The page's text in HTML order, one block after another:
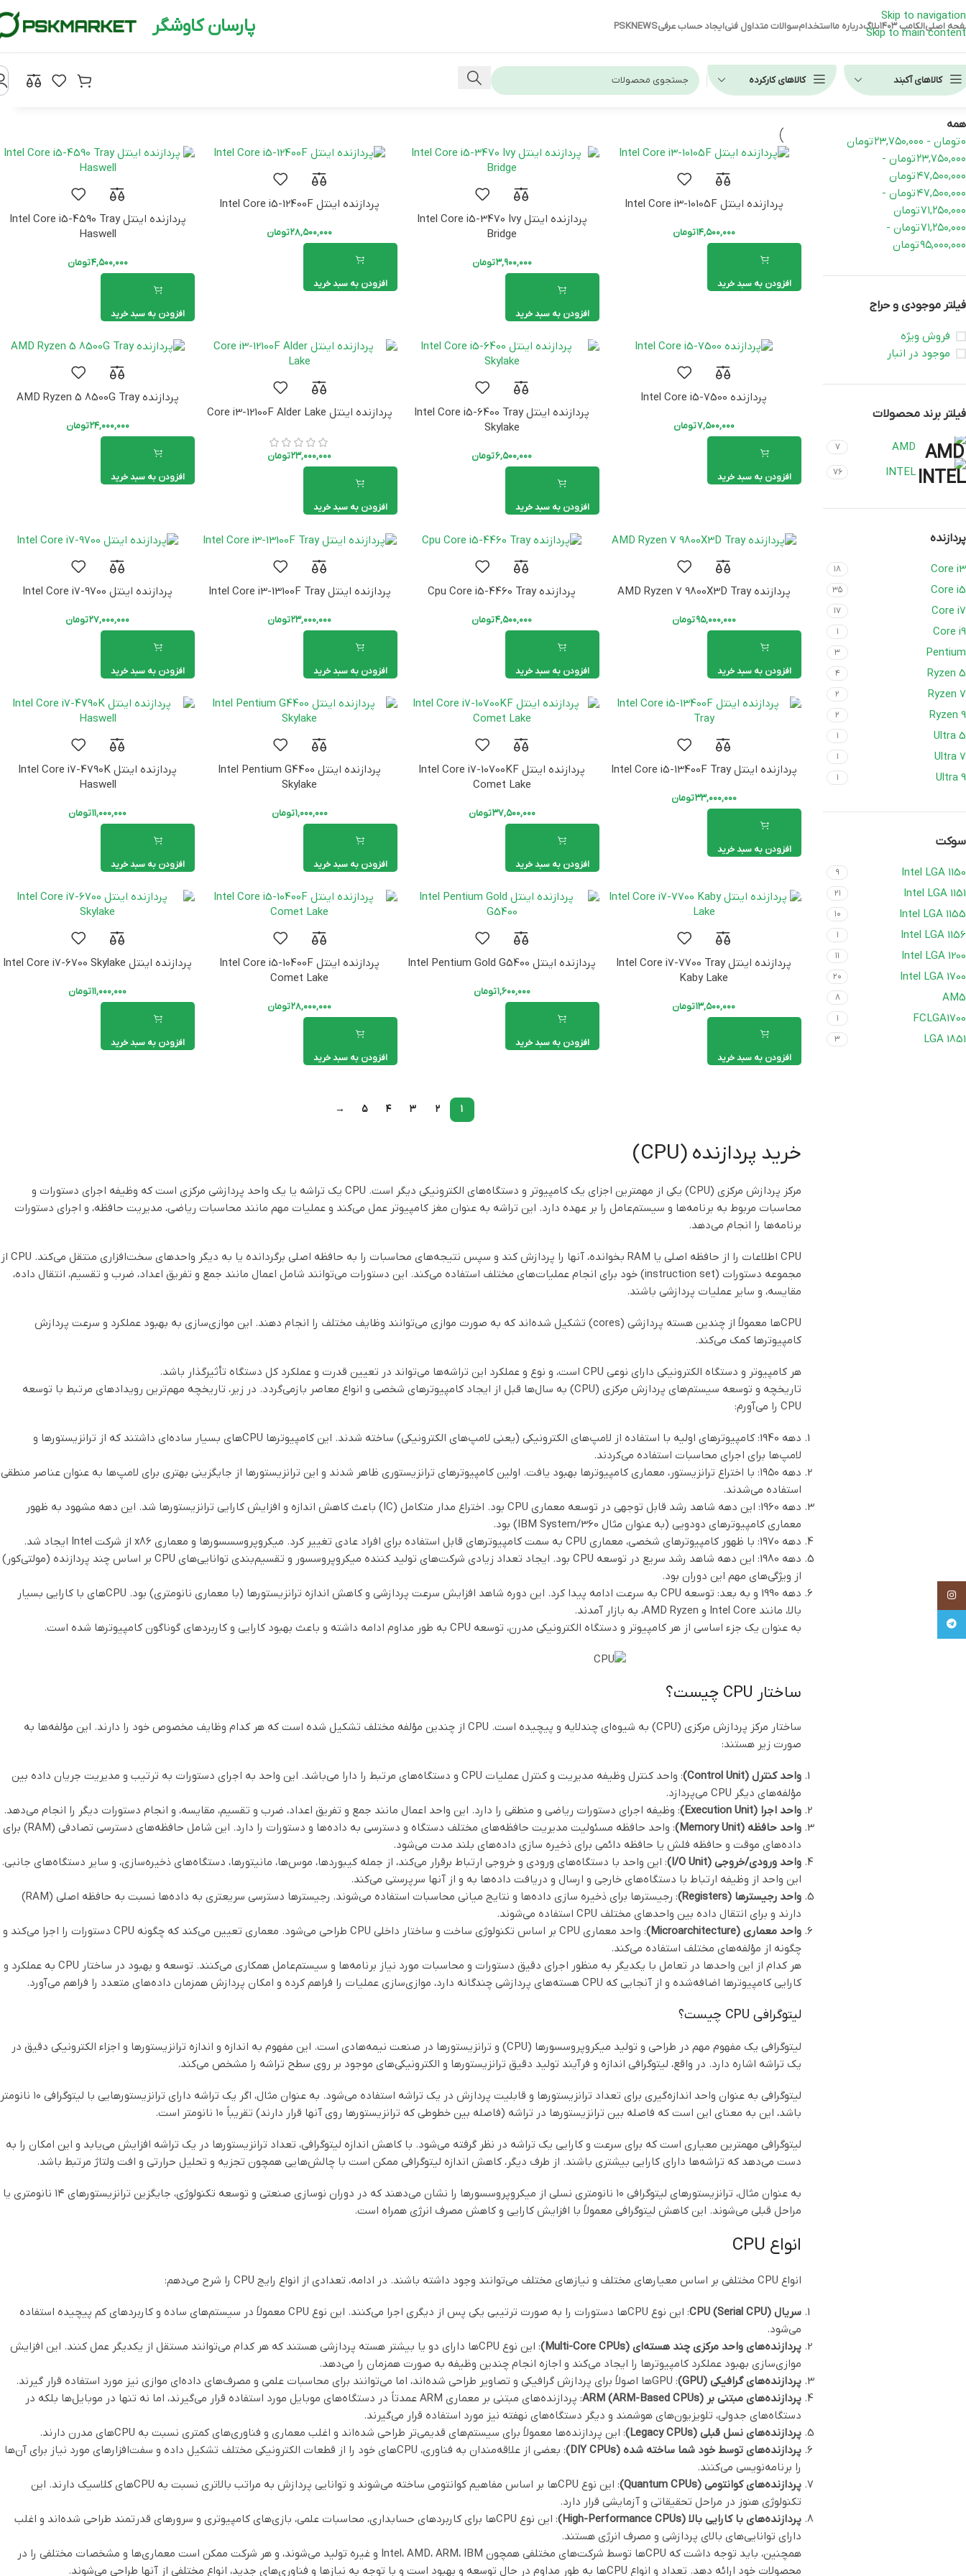
Skip to navigation
Skip to main content
اصلیالکامپ ۱۴۰۳ بلاگدرباره مااستخدامسوالات متداول فنیایجاد حساب عرفیPSKNEWS پارسان کاوشگر
کالاهای آکبند کالاهای کارکرده
لپ تاپ استوک HP
لپ تاپ استوک دل
فیلتر هزینه
همه
۰تومان - ۲۳,۷۵۰,۰۰۰تومان
۲۳,۷۵۰,۰۰۰تومان -
۴۷,۵۰۰,۰۰۰تومان
۴۷,۵۰۰,۰۰۰تومان -
۷۱,۲۵۰,۰۰۰تومان
۷۱,۲۵۰,۰۰۰تومان -
۹۵,۰۰۰,۰۰۰تومان
فیلتر موجودی و حراج
فروش ویژه
موجود در انبار
فیلتر برند محصولات
AMD ۷
INTEL ۷۶
پردازنده
Core i3 ۱۸
Core i5 ۳۵
Core i7 ۱۷
Core i9 ۱
Pentium ۳
Ryzen 5 ۴
Ryzen 7 ۲
Ryzen 9 ۲
Ultra 5 ۱
Ultra 7 ۱
Ultra 9 ۱
سوکت
Intel LGA 1150 ۹
Intel LGA 1151 ۲۱
Intel LGA 1155 ۱۰
Intel LGA 1156 ۱
Intel LGA 1200 ۱۱
Intel LGA 1700 ۲۰
AM5 ۸
FCLGA1700 ۱
LGA 1851 ۳
خانه/پردازنده فیلترها
پردازنده اینتل Intel Core i3-10105F
۱۴,۵۰۰,۰۰۰تومان
افزودن به سبد خرید
پردازنده اینتل Intel Core i5-3470 Ivy
Bridge
۳,۹۰۰,۰۰۰تومان
افزودن به سبد خرید
پردازنده اینتل Intel Core i5-12400F
۲۸,۵۰۰,۰۰۰تومان
افزودن به سبد خرید
پردازنده اینتل Intel Core i5-4590 Tray
Haswell
۴,۵۰۰,۰۰۰تومان
افزودن به سبد خرید
پردازنده Intel Core i5-7500
۷,۵۰۰,۰۰۰تومان
افزودن به سبد خرید
پردازنده اینتل Intel Core i5-6400 Tray
Skylake
۶,۵۰۰,۰۰۰تومان
افزودن به سبد خرید
پردازنده اینتل Core i3-12100F Alder Lake
۲۳,۰۰۰,۰۰۰تومان
افزودن به سبد خرید
پردازنده AMD Ryzen 5 8500G Tray
۲۴,۰۰۰,۰۰۰تومان
افزودن به سبد خرید
پردازنده AMD Ryzen 7 9800X3D Tray
۹۵,۰۰۰,۰۰۰تومان
افزودن به سبد خرید
پردازنده Cpu Core i5-4460 Tray
۴,۵۰۰,۰۰۰تومان
افزودن به سبد خرید
پردازنده اینتل Intel Core i3-13100F Tray
۲۳,۰۰۰,۰۰۰تومان
افزودن به سبد خرید
پردازنده اینتل Intel Core i7-9700
۲۷,۰۰۰,۰۰۰تومان
افزودن به سبد خرید
پردازنده اینتل Intel Core i5-13400F Tray
۳۳,۰۰۰,۰۰۰تومان
افزودن به سبد خرید
پردازنده اینتل Intel Core i7-10700KF
Comet Lake
۳۷,۵۰۰,۰۰۰تومان
افزودن به سبد خرید
پردازنده اینتل Intel Pentium G4400
Skylake
۱,۰۰۰,۰۰۰تومان
افزودن به سبد خرید
پردازنده اینتل Intel Core i7-4790K
Haswell
۱۱,۰۰۰,۰۰۰تومان
افزودن به سبد خرید
پردازنده اینتل Intel Core i7-7700 Tray
Kaby Lake
۱۳,۵۰۰,۰۰۰تومان
افزودن به سبد خرید
پردازنده اینتل Intel Pentium Gold G5400
۱,۶۰۰,۰۰۰تومان
افزودن به سبد خرید
پردازنده اینتل Intel Core i5-10400F
Comet Lake
۲۸,۰۰۰,۰۰۰تومان
افزودن به سبد خرید
پردازنده اینتل Intel Core i7-6700 Skylake
۱۱,۰۰۰,۰۰۰تومان
افزودن به سبد خرید
۱ ۲ ۳ ۴ ۵ →
خرید پردازنده (CPU)
مرکز پردازش مرکزی (CPU) یکی از مهمترین اجزای یک کامپیوتر و دستگاه‌های الکترونیکی دیگر است. CPU یک تراشه یا یک واحد پردازشی مرکزی است که وظیفه اجرای دستورات و
محاسبات مربوط به برنامه‌ها و سیستم‌عامل را بر عهده دارد. این تراشه به عنوان مغز کامپیوتر عمل می‌کند و عملیات مهم مانند محاسبات ریاضی، مدیریت حافظه، و اجرای دستورات
برنامه‌ها را انجام می‌دهد.
CPU اطلاعات را از حافظه اصلی یا RAM بخوانده، آنها را پردازش کند و سپس نتیجه‌های محاسبات را به حافظه اصلی برگردانده یا به دیگر واحدهای سخت‌افزاری منتقل می‌کند. CPU از
مجموعه دستورات (instruction set) خود برای انجام عملیات‌های مختلف استفاده می‌کند. این دستورات می‌توانند شامل اعمال مانند جمع و تفریق اعداد، ضرب و تقسیم، انتقال داده،
مقایسه، و سایر عملیات پردازشی باشند.
CPU‌ها معمولاً از چندین هسته پردازشی (cores) تشکیل شده‌اند که به صورت موازی می‌توانند وظایف مختلف را انجام دهند. این موازی‌سازی به بهبود عملکرد و سرعت پردازش
کامپیوترها کمک می‌کند.
هر کامپیوتر و دستگاه الکترونیکی دارای نوعی CPU است، و نوع و عملکرد این تراشه‌ها می‌تواند در تعیین قدرت و عملکرد کل دستگاه تأثیرگذار باشد.
تاریخچه و توسعه سیستم‌های پردازش مرکزی (CPU) به سال‌ها قبل از ایجاد کامپیوترهای شخصی و انواع معاصر بازمی‌گردد. در زیر، تاریخچه مهم‌ترین رویدادهای مرتبط با توسعه
CPU را می‌آورم:
دهه 1940: کامپیوترهای اولیه با استفاده از لامپ‌های الکترونیکی (یعنی لامپ‌های الکترونیکی) ساخته شدند. این کامپیوترها CPU‌های بسیار ساده‌ای داشتند که از ترانزیستورها و
لامپ‌ها برای اجرای محاسبات استفاده می‌کردند.
دهه ۱۹۵۰: با اختراع ترانزیستور، معماری کامپیوترها بهبود یافت. اولین کامپیوترهای ترانزیستوری ظاهر شدند و این ترانزیستورها از جایگزینی بهتری برای لامپ‌ها به عنوان عناصر منطقی
استفاده می‌شدند.
دهه 1960: این دهه شاهد رشد قابل توجهی در توسعه معماری CPU بود. اختراع مدار متکامل (IC) باعث کاهش اندازه و افزایش کارایی ترانزیستورها شد. این دهه مشهود به ظهور
معماری کامپیوترهای دودویی (به عنوان مثال IBM System/360) بود.
دهه 1970: با ظهور کامپیوترهای شخصی، معماری CPU به سمت کامپیوترهای قابل استفاده برای افراد عادی تغییر کرد. میکروپروسسسورها و معماری x86 از شرکت Intel ایجاد شد.
دهه 1980: این دهه شاهد رشد سریع در توسعه CPU بود. ایجاد تعداد زیادی شرکت‌های تولید کننده میکروپروسسور و تقسیم‌بندی توانایی‌های CPU بر اساس چند پردازنده (مولتی‌کور)
از ویژگی‌های مهم این دوران بود.
دهه 1990 و به بعد: توسعه CPU به سرعت ادامه پیدا کرد. این دوره شاهد افزایش سرعت پردازشی و کاهش اندازه ترانزیستورها (با معماری نانومتری) بود. CPU‌های با کارایی بسیار
بالا، مانند Intel Core و AMD Ryzen، به بازار آمدند.
به عنوان یک جزء اساسی از هر کامپیوتر و دستگاه الکترونیکی مدرن، توسعه CPU به طور مداوم ادامه داشته و باعث بهبود کارایی و کاربرد‌های گوناگون کامپیوترها شده است.
ساختار CPU چیست؟
ساختار مرکز پردازش مرکزی (CPU) به شیوه‌ای چندلایه و پیچیده است. CPU از چندین مؤلفه مختلف تشکیل شده است که هر کدام وظایف مخصوص خود را دارند. این مؤلفه‌ها به
صورت زیر هستند:
واحد کنترل (Control Unit)
: واحد کنترل وظیفه مدیریت و کنترل عملیات CPU و دستگاه‌های مرتبط را دارا می‌باشد. این واحد به اجرای دستورات به ترتیب و مدیریت جریان داده بین
مؤلفه‌های دیگر CPU می‌پردازد.
واحد اجرا (Execution Unit)
: وظیفه اجرای دستورات ریاضی و منطقی را دارد. این واحد اعمال مانند جمع و تفریق اعداد، ضرب و تقسیم، مقایسه، و انجام دستورات دیگر را انجام می‌دهد.
واحد حافظه (Memory Unit)
: واحد حافظه مسئولیت مدیریت حافظه‌های مختلف دستگاه و دسترسی به داده‌ها و دستورات را دارد. این شامل حافظه‌های دسترسی تصادفی (RAM) برای
داده‌های موقت و حافظه فلش یا حافظه دائمی برای ذخیره سازی داده‌های بلند مدت می‌شود.
واحد ورودی/خروجی (I/O Unit)
: این واحد با دستگاه‌های ورودی و خروجی ارتباط برقرار می‌کند، از جمله کیبوردها، موس‌ها، مانیتورها، دستگاه‌های ذخیره‌سازی، و سایر دستگاه‌های جانبی.
این واحد از وظیفه ارتباط با دستگاه‌های خارجی و ارسال و دریافت داده‌ها به و از آنها سرپرستی می‌کند.
واحد رجیسترها (Registers)
: رجیسترها برای ذخیره سازی داده‌ها و نتایج میانی محاسبات استفاده می‌شوند. رجیسترها دسترسی سریعتری به داده‌ها نسبت به حافظه اصلی (RAM)
دارند و برای انتقال داده بین واحدهای مختلف CPU استفاده می‌شوند.
واحد معماری (Microarchitecture)
: واحد معماری CPU بر اساس تکنولوژی ساخت و ساختار داخلی CPU طراحی می‌شود. معماری تعیین می‌کند که چگونه CPU دستورات را اجرا می‌کند و
چگونه از مؤلفه‌های مختلف استفاده می‌کند.
هر کدام از این واحدها در تعامل با یکدیگر به منظور اجرای دقیق دستورات و محاسبات مورد نیاز برنامه‌ها و سیستم‌عامل همکاری می‌کنند. توسعه و بهبود در ساختار CPU به عملکرد و
کارایی کامپیوترها اضافه‌شده و از آنجایی که CPU هسته‌های پردازشی چندگانه دارد، موازی‌سازی عملیات را فراهم کرده و امکان پردازش همزمان داده‌های متعدد را فراهم می‌آورد.
لیتوگرافی CPU چیست؟
لیتوگرافی یک مفهوم مهم در طراحی و تولید میکروپروسسورها (CPU) و ترانزیستورها در صنعت نیمه‌هادی است. این مفهوم به اندازه و اندازه ترانزیستورها و اجزاء الکترونیکی دقیق در
یک تراشه اشاره دارد. در واقع، لیتوگرافی اندازه و فرآیند تولید دقیق ترانزیستورها و الکترونیکی‌های موجود بر روی سطح تراشه را مشخص می‌کند.
لیتوگرافی به عنوان واحد اندازه‌گیری برای تعداد ترانزیستورها و قابلیت پردازش در یک تراشه استفاده می‌شود. به عنوان مثال، اگر یک تراشه دارای ترانزیستورهایی با لیتوگرافی ۱۰ نانومتر
باشد، این به معنای این است که فاصله بین ترانزیستورها در تراشه (فاصله بین خطوطی که ترانزیستورها روی آنها قرار دارند) تقریباً ۱۰ نانومتر است.
لیتوگرافی مهمترین معیاری است که برای سرعت و کارایی یک تراشه در نظر گرفته می‌شود. با کاهش اندازه لیتوگرافی، تعداد ترانزیستورها در یک تراشه افزایش می‌یابد و این امکان را به
دست می‌دهد که تراشه‌ها دارای کارایی بیشتری باشند. از طرف دیگر، کاهش اندازه لیتوگرافی ممکن است با چالش‌هایی همچون تجزیه و تحلیل حرارتی و افت ولتاژ مرتبط باشد.
به عنوان مثال، ترانزیستورهای لیتوگرافی ۱۰ نانومتری نسلی از میکروپروسسورها را نشان می‌دهند که در دوران نوسازی صنعتی و توسعه تکنولوژی، جایگزین ترانزیستورهای ۱۴ نانومتری یا
مراحل قبلی می‌شوند. این کاهش لیتوگرافی معمولاً با افزایش کارایی و کاهش مصرف انرژی همراه است.
انواع CPU
انواع CPU مختلفی بر اساس معیارهای مختلف و نیازهای مختلف می‌توانند وجود داشته باشند. در ادامه، تعدادی از انواع رایج CPU را شرح می‌دهم:
سریال CPU (Serial CPU)
: این نوع CPU‌ها دستورات را به صورت ترتیبی یکی پس از دیگری اجرا می‌کنند. این نوع CPU معمولاً در سیستم‌های ساده و کاربردهای کم پیچیده استفاده
می‌شود.
پردازنده‌های واحد مرکزی چند هسته‌ای (Multi-Core CPUs)
: این نوع CPU‌ها دارای دو یا بیشتر هسته پردازشی هستند که هر کدام می‌توانند مستقل از یکدیگر عمل کنند. این افزایش
موازی‌سازی بهبود عملکرد کامپیوترها را ایجاد می‌کند و اجازه انجام چندین وظیفه به صورت همزمان را می‌دهد.
پردازنده‌های گرافیکی (GPU)
: GPU‌ها اصولاً برای پردازش گرافیکی و تصاویر طراحی شده‌اند، اما می‌توانند برای محاسبات علمی و مصرف‌های داده‌ای موازی نیز مورد استفاده قرار گیرند.
پردازنده‌های مبتنی بر ARM (ARM-Based CPUs)
: پردازنده‌های مبتنی بر معماری ARM عمدتاً در دستگاه‌های موبایل مورد استفاده قرار می‌گیرند، اما نه تنها در موبایل‌ها بلکه در
دستگاه‌های جدولی، تلویزیون‌های هوشمند و دیگر دستگاه‌های نهفته نیز مورد استفاده قرار می‌گیرند.
پردازنده‌های نسل قبلی (Legacy CPUs)
: این پردازنده‌ها معمولاً برای سیستم‌های قدیمی‌تر طراحی شده‌اند و اغلب معماری و فناوری‌های کمتری نسبت به CPU‌های مدرن دارند.
پردازنده‌های توسط خود شما ساخته شده (DIY CPUs)
: بعضی از علاقه‌مندان به فناوری، CPU‌های خود را از قطعات الکترونیکی مختلف تشکیل داده و سفت‌افزارهای مورد نیاز برای آن‌ها
را برنامه‌نویسی می‌کنند.
پردازنده‌های کوانتومی (Quantum CPUs)
: این نوع CPU‌ها بر اساس مفاهیم کوانتومی ساخته می‌شوند و توانایی پردازش به مراتب بالاتری نسبت به CPU‌های کلاسیک دارند. این
تکنولوژی هنوز در مراحل تحقیقاتی و آزمایشی قرار دارد.
پردازنده‌های با کارایی بالا (High-Performance CPUs)
: این نوع CPU‌ها برای کاربردهای حسابداری، محاسبات علمی، بازی‌های کامپیوتری و سرورهای قدرتمند طراحی شده‌اند و اغلب
دارای توانایی‌های بالای پردازشی و مصرف انرژی هستند.
همچنین، باید توجه داشت که CPU‌ها توسط شرکت‌های مختلفی همچون Intel، AMD، ARM، IBM و غیره تولید می‌شوند، و هر شرکت ممکن است معماری‌ها و مشخصات مختلفی را در
محصولات خود ارائه دهد. تعداد و انواع CPU‌ها به طور مداوم در حال توسعه و بهبود است و با توجه به نیازها و فناوری‌های جدید، انواع مختلفی از آنها طراحی می‌شوند.